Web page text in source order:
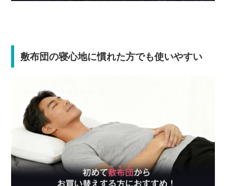
敷布団の寝心地に慣れた方でも使いやすい